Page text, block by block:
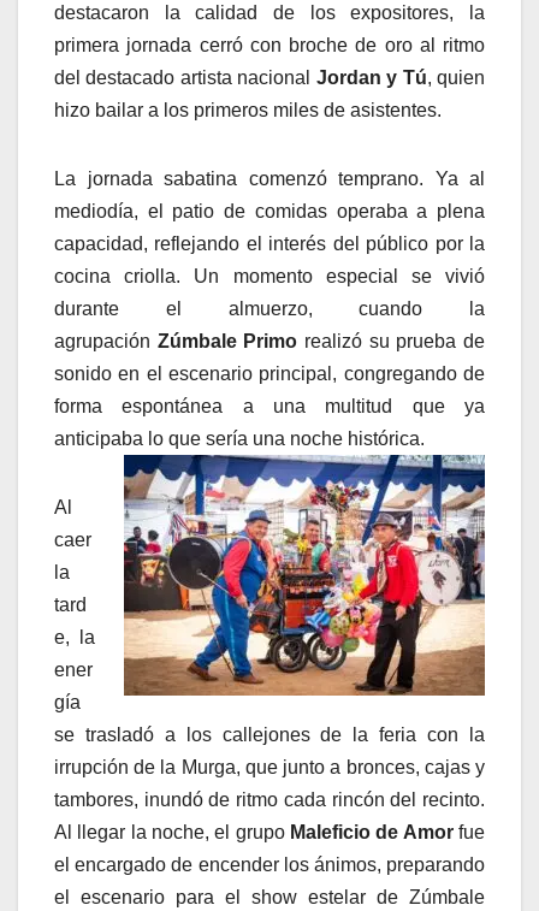
destacaron la calidad de los expositores, la
primera jornada cerró con broche de oro al ritmo
del destacado artista nacional Jordan y Tú, quien
hizo bailar a los primeros miles de asistentes.
La jornada sabatina comenzó temprano. Ya al
mediodía, el patio de comidas operaba a plena
capacidad, reflejando el interés del público por la
cocina criolla. Un momento especial se vivió
durante el almuerzo, cuando la
agrupación Zúmbale Primo realizó su prueba de
sonido en el escenario principal, congregando de
forma espontánea a una multitud que ya
anticipaba lo que sería una noche histórica.
Al
caer
la
tard
e, la
ener
gía
se trasladó a los callejones de la feria con la
irrupción de la Murga, que junto a bronces, cajas y
tambores, inundó de ritmo cada rincón del recinto.
Al llegar la noche, el grupo Maleficio de Amorfue
el encargado de encender los ánimos, preparando
el escenario para el show estelar de Zúmbale